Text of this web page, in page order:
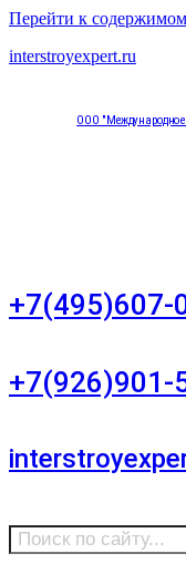
Перейти к
interstroyexpert.ru
ООО "Международное
+7(495)607-
+7(926)901-